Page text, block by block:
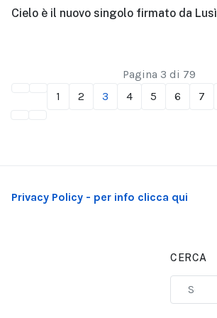
Cielo è il nuovo singolo firmato da Lusì
1 2 3 4 5 6 7
Pagina 3 di 79
Privacy Policy - per info clicca qui
CERCA